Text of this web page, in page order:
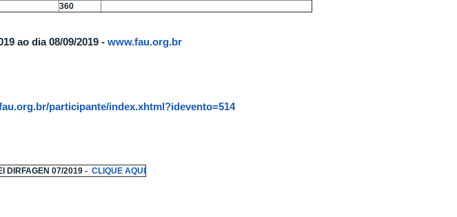
360
ao dia 08/09/2019 - www.fau.org.br
participante/index.xhtml?idevento=514
DIRFAGEN 07/2019 - CLIQUE AQUI